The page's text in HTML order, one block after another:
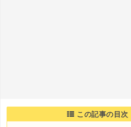
この記事の目次